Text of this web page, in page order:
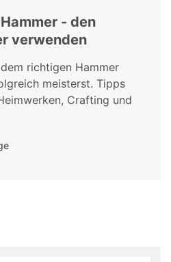
- den
verwenden
richtigen Hammer
meisterst. Tipps
Crafting und